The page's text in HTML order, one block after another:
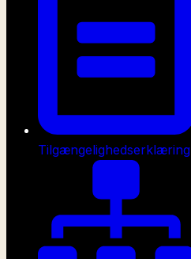
Tilgængelighedserklæring